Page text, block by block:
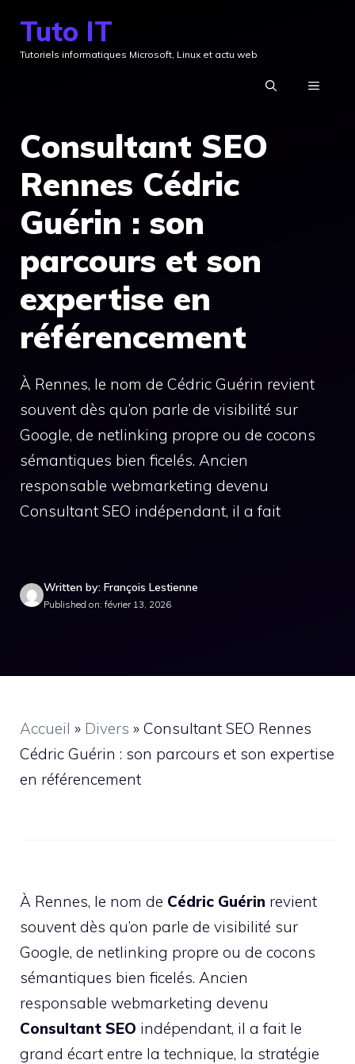
contenu
Tuto IT
Tutoriels informatiques Microsoft, Linux et actu web
MENU
Consultant SEO
Rennes Cédric
Guérin : son
parcours et son
expertise en
référencement
À Rennes, le nom de Cédric Guérin revient
souvent dès qu’on parle de visibilité sur
Google, de netlinking propre ou de cocons
sémantiques bien ficelés. Ancien
responsable webmarketing devenu
Consultant SEO indépendant, il a fait
Written by: François Lestienne
Published on: février 13, 2026
Accueil » Divers » Consultant SEO Rennes
Cédric Guérin : son parcours et son expertise
en référencement
À Rennes, le nom de Cédric Guérin revient
souvent dès qu’on parle de visibilité sur
Google, de netlinking propre ou de cocons
sémantiques bien ficelés. Ancien
responsable webmarketing devenu
Consultant SEO indépendant, il a fait le
grand écart entre la technique, la stratégie